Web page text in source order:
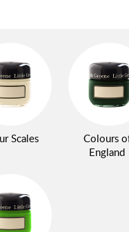
Scales
Colours
England